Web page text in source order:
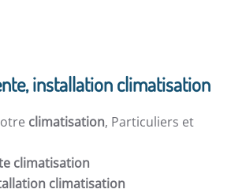
installation climatisation
climatisation, Particuliers et
climatisation
climatisation